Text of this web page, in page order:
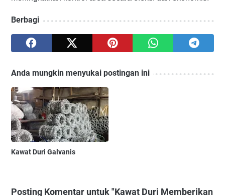
Berbagi
Anda mungkin menyukai postingan ini
Kawat Duri Galvanis
Posting Komentar untuk "Kawat Duri Memberikan